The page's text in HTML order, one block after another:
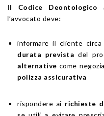
Il Codice Deontologico
l’avvocato deve:
informare il cliente circa
durata prevista del
alternative come
polizza assicurativa
rispondere ai richieste